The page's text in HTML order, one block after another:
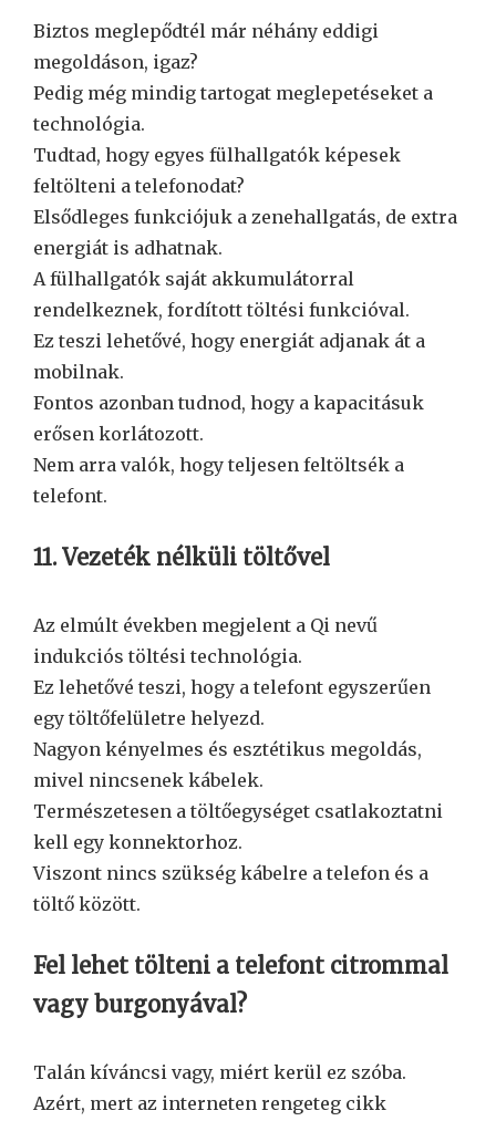
Biztos meglepődtél már néhány eddigi
megoldáson, igaz?
Pedig még mindig tartogat meglepetéseket a
technológia.
Tudtad, hogy egyes fülhallgatók képesek
feltölteni a telefonodat?
Elsődleges funkciójuk a zenehallgatás, de extra
energiát is adhatnak.
A fülhallgatók saját akkumulátorral
rendelkeznek, fordított töltési funkcióval.
Ez teszi lehetővé, hogy energiát adjanak át a
mobilnak.
Fontos azonban tudnod, hogy a kapacitásuk
erősen korlátozott.
Nem arra valók, hogy teljesen feltöltsék a
telefont.
11. Vezeték nélküli töltővel
Az elmúlt években megjelent a Qi nevű
indukciós töltési technológia.
Ez lehetővé teszi, hogy a telefont egyszerűen
egy töltőfelületre helyezd.
Nagyon kényelmes és esztétikus megoldás,
mivel nincsenek kábelek.
Természetesen a töltőegységet csatlakoztatni
kell egy konnektorhoz.
Viszont nincs szükség kábelre a telefon és a
töltő között.
Fel lehet tölteni a telefont citrommal
vagy burgonyával?
Talán kíváncsi vagy, miért kerül ez szóba.
Azért, mert az interneten rengeteg cikk